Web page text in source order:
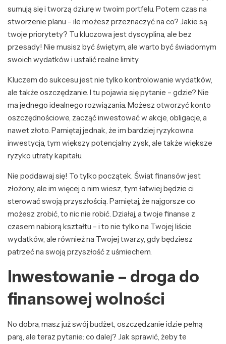
sumują się i tworzą dziurę w twoim portfelu. Potem czas na
stworzenie planu – ile możesz przeznaczyć na co? Jakie są
twoje priorytety? Tu kluczowa jest dyscyplina, ale bez
przesady! Nie musisz być świętym, ale warto być świadomym
swoich wydatków i ustalić realne limity.
Kluczem do sukcesu jest nie tylko kontrolowanie wydatków,
ale także oszczędzanie. I tu pojawia się pytanie – gdzie? Nie
ma jednego idealnego rozwiązania. Możesz otworzyć konto
oszczędnościowe, zacząć inwestować w akcje, obligacje, a
nawet złoto. Pamiętaj jednak, że im bardziej ryzykowna
inwestycja, tym większy potencjalny zysk, ale także większe
ryzyko utraty kapitału.
Nie poddawaj się! To tylko początek. Świat finansów jest
złożony, ale im więcej o nim wiesz, tym łatwiej będzie ci
sterować swoją przyszłością. Pamiętaj, że najgorsze co
możesz zrobić, to nic nie robić. Działaj, a twoje finanse z
czasem nabiorą kształtu – i to nie tylko na Twojej liście
wydatków, ale również na Twojej twarzy, gdy będziesz
patrzeć na swoją przyszłość z uśmiechem.
Inwestowanie – droga do
finansowej wolności
No dobra, masz już swój budżet, oszczędzanie idzie pełną
parą, ale teraz pytanie: co dalej? Jak sprawić, żeby te